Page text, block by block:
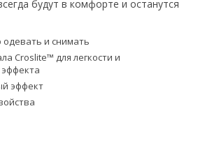
будут в комфорте и останутся
и снимать
Croslite™ для легкости и
эффект